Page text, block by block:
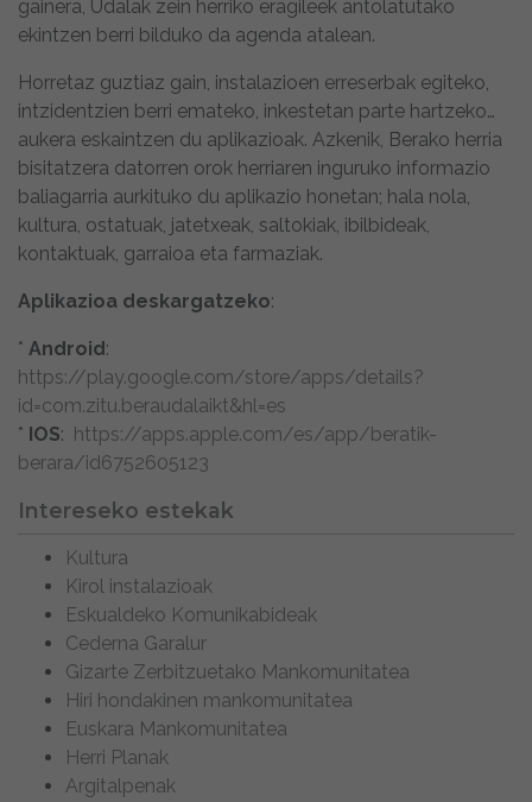
gainera, Udalak zein herriko eragileek antolatutako
ekintzen berri bilduko da agenda atalean.
Horretaz guztiaz gain, instalazioen erreserbak egiteko,
intzidentzien berri emateko, inkestetan parte hartzeko…
aukera eskaintzen du aplikazioak. Azkenik, Berako herria
bisitatzera datorren orok herriaren inguruko informazio
baliagarria aurkituko du aplikazio honetan; hala nola,
kultura, ostatuak, jatetxeak, saltokiak, ibilbideak,
kontaktuak, garraioa eta farmaziak.
Aplikazioa deskargatzeko:
* Android:
https://play.google.com/store/apps/details?
id=com.zitu.beraudalaikt&hl=es
* IOS: https://apps.apple.com/es/app/beratik-
berara/id6752605123
Intereseko estekak
Kultura
Kirol instalazioak
Eskualdeko Komunikabideak
Cederna Garalur
Gizarte Zerbitzuetako Mankomunitatea
Hiri hondakinen mankomunitatea
Euskara Mankomunitatea
Herri Planak
Argitalpenak